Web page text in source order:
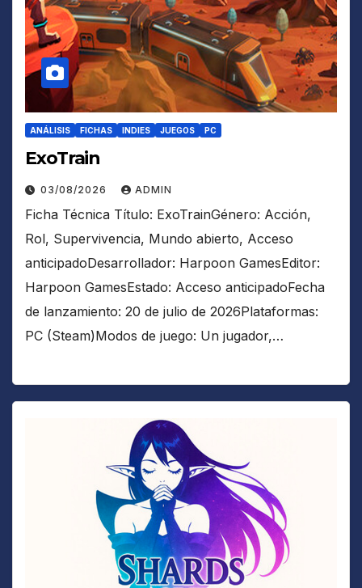
ANÁLISIS FICHAS INDIES JUEGOS PC
ExoTrain
03/08/2026 ADMIN
Ficha Técnica Título: ExoTrainGénero: Acción,
Rol, Supervivencia, Mundo abierto, Acceso
anticipadoDesarrollador: Harpoon GamesEditor:
Harpoon GamesEstado: Acceso anticipadoFecha
de lanzamiento: 20 de julio de 2026Plataformas:
PC (Steam)Modos de juego: Un jugador,…